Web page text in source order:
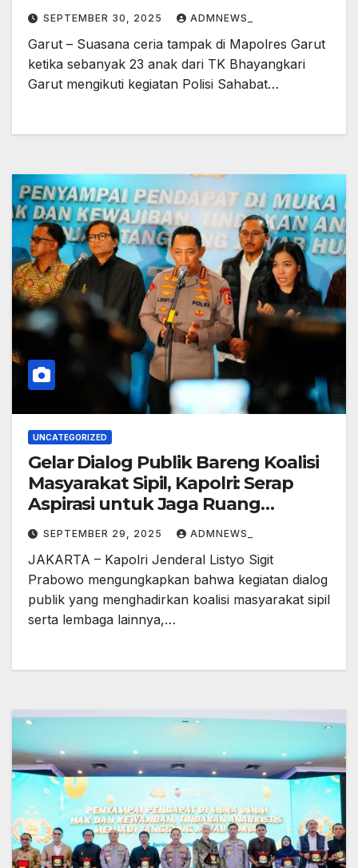
SEPTEMBER 30, 2025 ADMNEWS_
Garut – Suasana ceria tampak di Mapolres Garut
ketika sebanyak 23 anak dari TK Bhayangkari
Garut mengikuti kegiatan Polisi Sahabat…
UNCATEGORIZED
Gelar Dialog Publik Bareng Koalisi
Masyarakat Sipil, Kapolri: Serap
Aspirasi untuk Jaga Ruang
Demokrasi
SEPTEMBER 29, 2025 ADMNEWS_
JAKARTA – Kapolri Jenderal Listyo Sigit
Prabowo mengungkapkan bahwa kegiatan dialog
publik yang menghadirkan koalisi masyarakat sipil
serta lembaga lainnya,…